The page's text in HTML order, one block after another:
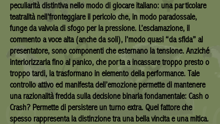
peculiarità distintiva nello modo di giocare italiano: una particolare
teatralità nell’fronteggiare il pericolo che, in modo paradossale,
funge da valvola di sfogo per la pressione. L’esclamazione, il
commento a voce alta (anche da soli), l’modo quasi “da sfida” al
presentatore, sono componenti che esternano la tensione. Anziché
interiorizzarla fino al panico, che porta a incassare troppo presto o
troppo tardi, la trasformano in elemento della performance. Tale
controllo attivo ed manifesta dell’emozione permette di mantenere
una razionalità fredda sulla decisione binaria fondamentale: Cash o
Crash? Permette di persistere un turno extra. Quel fattore che
spesso rappresenta la distinzione tra una bella vincita e una mitica.